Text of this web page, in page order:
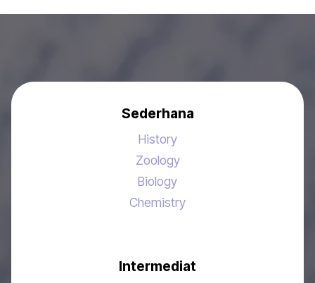
Sederhana
History
Zoology
Biology
Chemistry
Intermediat